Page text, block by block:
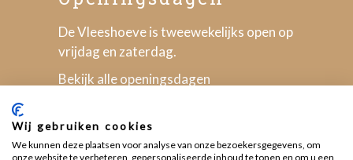
De Vleeshoeve is tweewekelijks open op
vrijdag en zaterdag.
Bekijk alle openingsdagen
Wij gebruiken cookies
We kunnen deze plaatsen voor analyse van onze bezoekersgegevens, om
onze website te verbeteren, gepersonaliseerde inhoud te tonen en om u een